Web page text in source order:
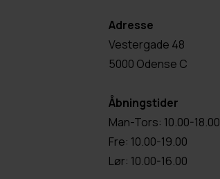
Adresse
Vestergade 48
5000 Odense C
Åbningstider
Man-Tors: 10.00-18.00
Fre: 10.00-19.00
Lør: 10.00-16.00